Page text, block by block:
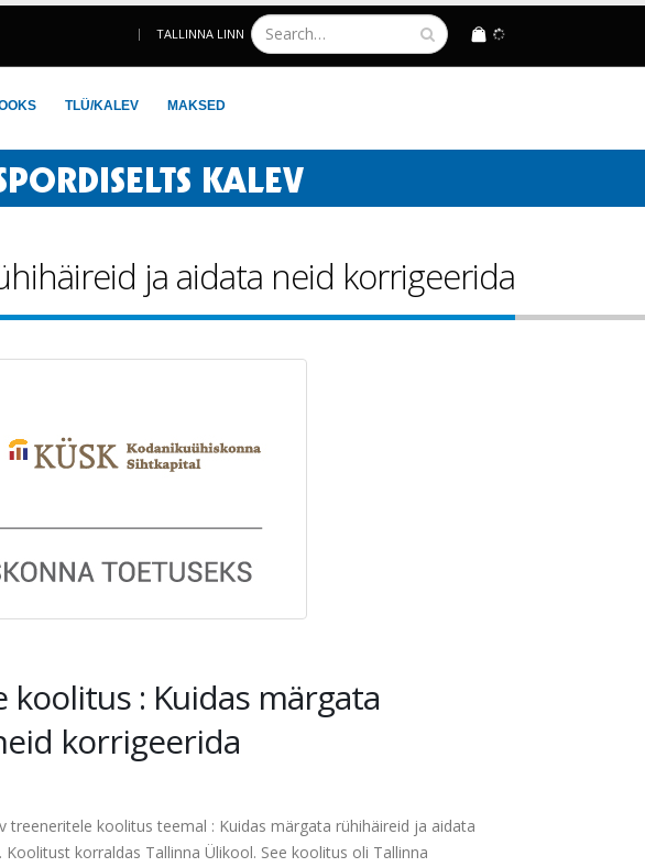
TALLINNA LINN LOGIN
TLÜ/KALEV MAKSED
ja aidata neid korrigeerida
koolitus : Kuidas märgata
korrigeerida
treeneritele koolitus teemal : Kuidas märgata rühihäireid ja aidata
korraldas Tallinna Ülikool. See koolitus oli Tallinna